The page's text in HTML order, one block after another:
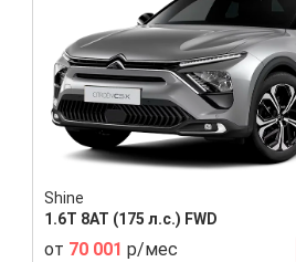
Shine
1.6T 8AT (175 л.с.) FWD
от 70 001 р/мес